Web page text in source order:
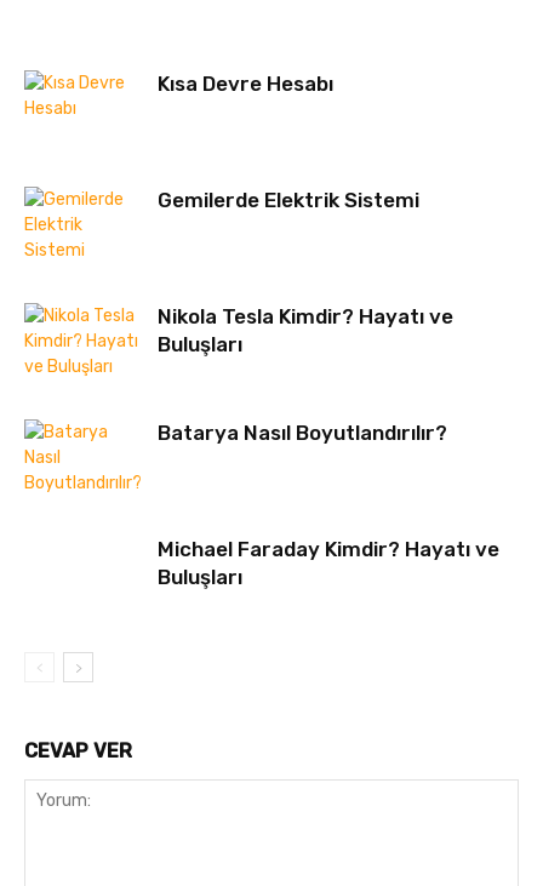
Kısa Devre Hesabı
Gemilerde Elektrik Sistemi
Nikola Tesla Kimdir? Hayatı ve
Buluşları
Batarya Nasıl Boyutlandırılır?
Michael Faraday Kimdir? Hayatı ve
Buluşları
CEVAP VER